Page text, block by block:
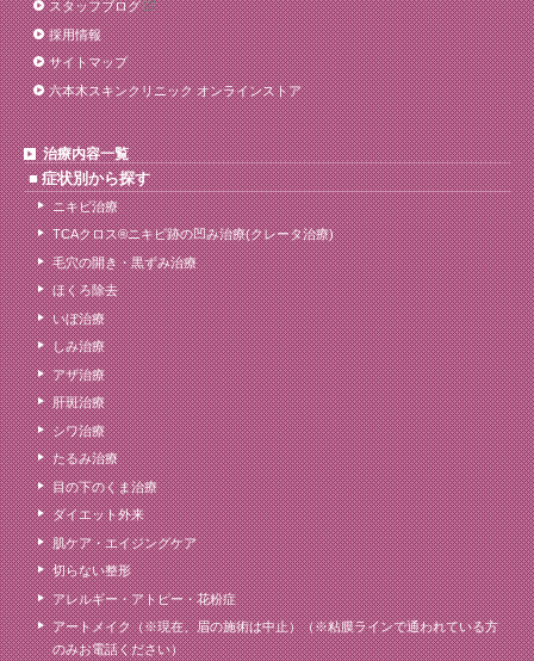
スタッフブログ
採用情報
サイトマップ
六本木スキンクリニック オンラインストア
治療内容一覧
症状別から探す
ニキビ治療
TCAクロス®ニキビ跡の凹み治療(クレータ治療)
毛穴の開き・黒ずみ治療
ほくろ除去
いぼ治療
しみ治療
アザ治療
肝斑治療
シワ治療
たるみ治療
目の下のくま治療
ダイエット外来
肌ケア・エイジングケア
切らない整形
アレルギー・アトピー・花粉症
アートメイク（※現在、眉の施術は中止）（※粘膜ラインで通われている方
のみお電話ください）